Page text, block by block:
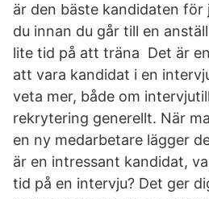
är den bäste kandidaten
du innan du går till en
lite tid på att träna Det är
att vara kandidat i en
veta mer, både om
rekrytering generellt. När
en ny medarbetare lägger
är en intressant kandidat,
tid på en intervju? Det ger